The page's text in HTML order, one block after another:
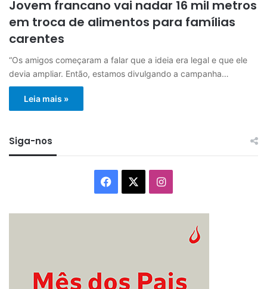
Jovem francano vai nadar 16 mil metros
em troca de alimentos para famílias
carentes
“Os amigos começaram a falar que a ideia era legal e que ele
devia ampliar. Então, estamos divulgando a campanha…
Leia mais »
Siga-nos
Facebook Instagram